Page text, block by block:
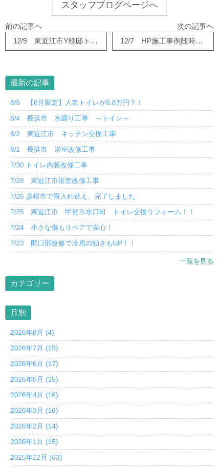
スタッフブログページへ
前の記事へ
12/9 東近江市Y様邸トイレリフォームさせていただきました！
次の記事へ
12/7 HP施工事例随時更新中！
最新の記事
8/6 【8月限定】人気トイレが6.8万円？！
8/4 長浜市 水廻り工事 ～トイレ～
8/2 東近江市 キッチン交換工事
8/1 長浜市 浴室改修工事
7/30 トイレ内装改修工事
7/28 東近江市浴室改修工事
7/26 彦根市で畳入れ替え、完了しました
7/25 東近江市 甲賀市水口町 トイレ交換リフォーム！！
7/24 小さな傷もリペアで安心！
7/23 開口部改修で冷房の効きもUP！！
一覧を見る
カテゴリー
月別
2026年8月 (4)
2026年7月 (19)
2026年6月 (17)
2026年5月 (15)
2026年4月 (16)
2026年3月 (16)
2026年2月 (14)
2026年1月 (15)
2025年12月 (63)